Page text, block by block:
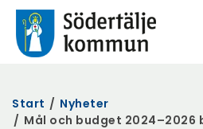
Start / Nyheter
/ Mål och budget 2024–2026